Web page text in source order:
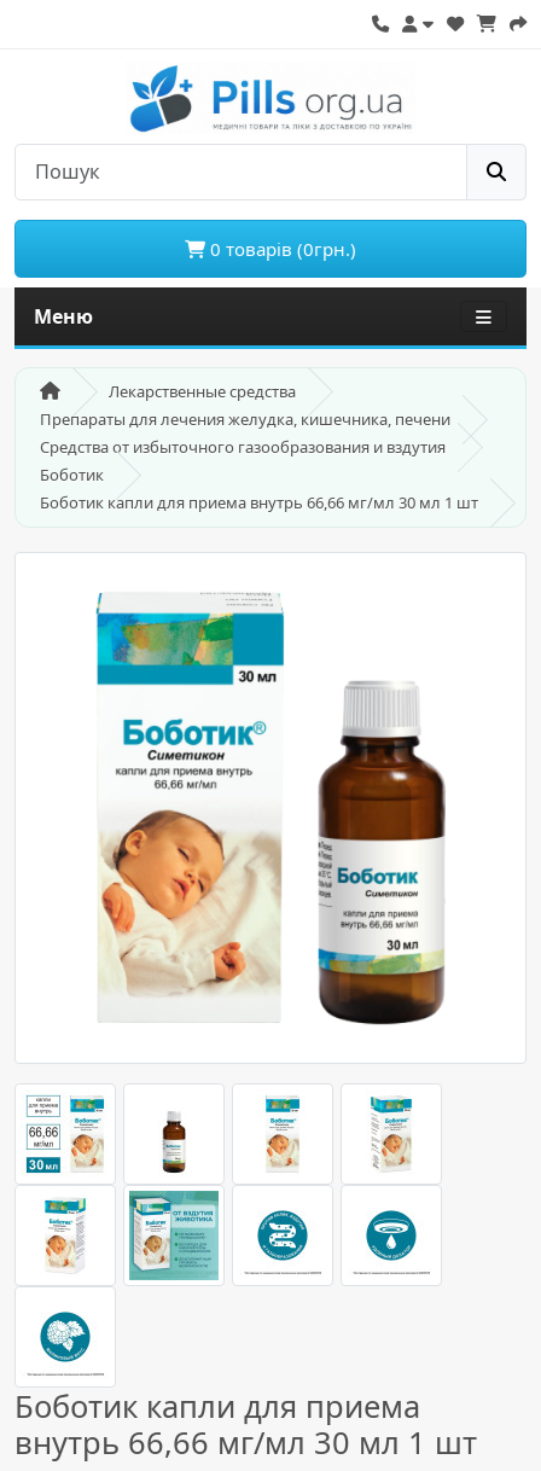
0 товарів (0грн.)
Меню
Лекарственные средства
Препараты для лечения желудка, кишечника, печени
Средства от избыточного газообразования и вздутия
Боботик
Боботик капли для приема внутрь 66,66 мг/мл 30 мл 1 шт
Боботик капли для приема
внутрь 66,66 мг/мл 30 мл 1 шт